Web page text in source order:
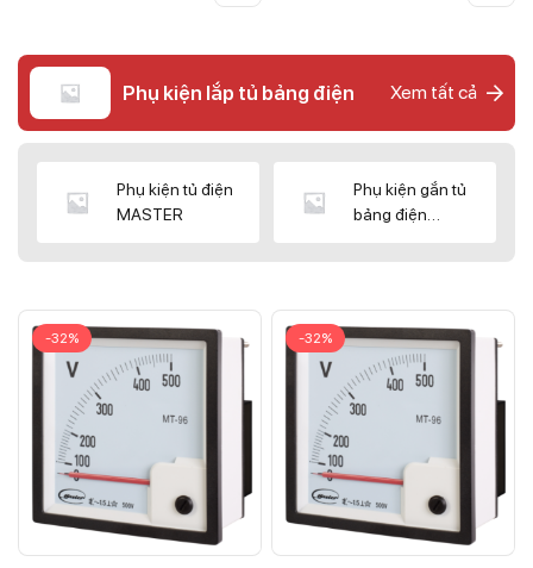
Phụ kiện lắp tủ bảng điện Xem tất cả
Phụ kiện tủ điện
MASTER
Phụ kiện gắn tủ
bảng điện
-32% -32%